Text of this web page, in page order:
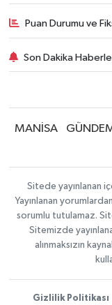
Puan Durumu ve
Son Dakika
MANİSA
Sitede yayınlanan
Yayınlanan
sorumlu tutulamaz.
Sitemizde
alınmaksızın
Gizlilik Politikası